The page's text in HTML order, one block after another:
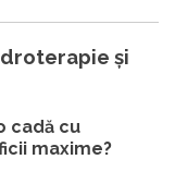
și
cadă cu
maxime?